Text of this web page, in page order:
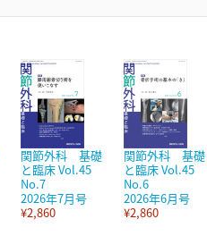
関節外科 基礎
と臨床 Vol.45
No.7
2026年7月号
¥2,860
関節外科 基礎
と臨床 Vol.45
No.6
2026年6月号
¥2,860